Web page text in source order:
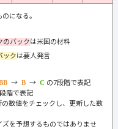
になる。
のバックは米国の材料
ックは要人発言
→ →
の7段階で表記
階で表記
数値をチェックし、更新した数
を予想するものではありませ